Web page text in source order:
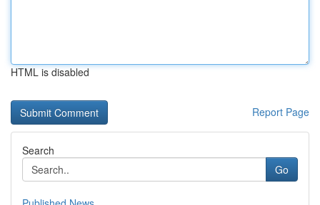
HTML is disabled
Report Page
Search
Go